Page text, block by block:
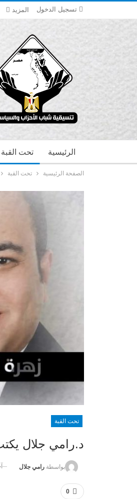
تسجيل الدخول المزيد
تحت القبة الرئيسية
الصفحة الرئيسية تحت القبة
تحت القبة
د.رامي جلال
بواسطة رامي جلال
0